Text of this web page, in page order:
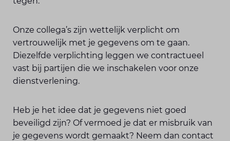
Onze collega’s zijn wettelijk verplicht om
vertrouwelijk met je gegevens om te gaan.
Diezelfde verplichting leggen we contractueel
vast bij partijen die we inschakelen voor onze
dienstverlening.
Heb je het idee dat je gegevens niet goed
beveiligd zijn? Of vermoed je dat er misbruik van
je gegevens wordt gemaakt? Neem dan contact